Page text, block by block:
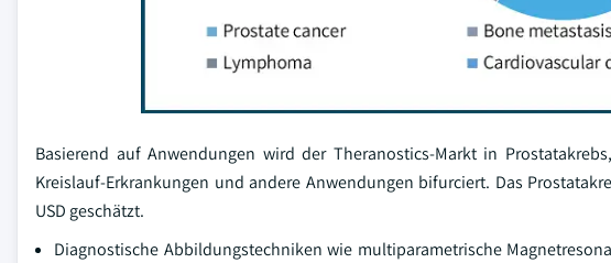
Basierend auf Anwendungen wird der Theranostics-Markt in
Kreislauf-Erkrankungen und andere Anwendungen bifurciert. Das
USD geschätzt.
Diagnostische Abbildungstechniken wie multiparametrische